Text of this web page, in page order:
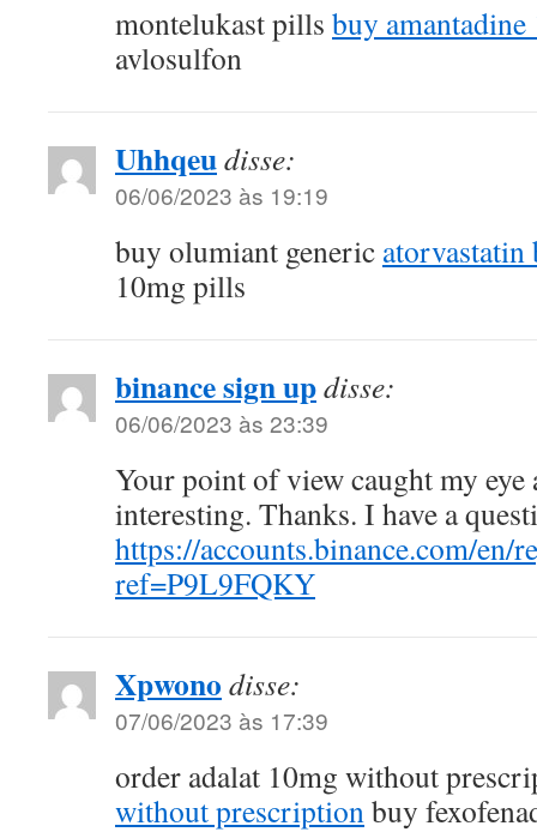
montelukast pills buy
avlosulfon
Uhhqeudisse:
06/06/2023 às 19:19
buy olumiant generic
10mg pills
binance sign updisse:
06/06/2023 às 23:39
Your point of view caught my eye
interesting. Thanks. I have a
https://accounts.binance.com/en/
ref=P9L9FQKY
Xpwono disse:
07/06/2023 às 17:39
order adalat 10mg without
without prescriptionbuy